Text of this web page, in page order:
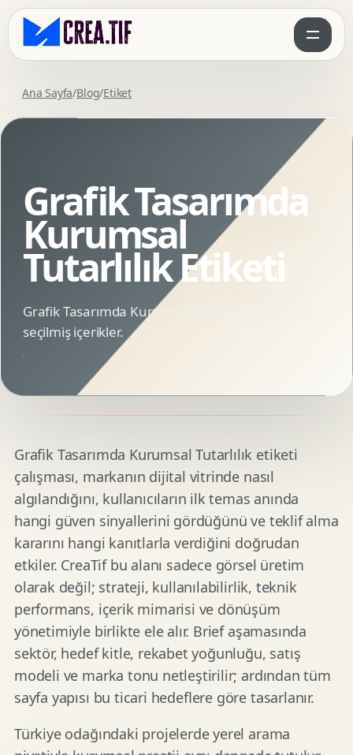
Ana Sayfa/Blog/Etiket
Grafik Tasarımda
Kurumsal
Tutarlılık Etiketi
Grafik Tasarımda Kurumsal Tutarlılık odağındaki
seçilmiş içerikler.
Grafik Tasarımda Kurumsal Tutarlılık etiketi
çalışması, markanın dijital vitrinde nasıl
algılandığını, kullanıcıların ilk temas anında
hangi güven sinyallerini gördüğünü ve teklif alma
kararını hangi kanıtlarla verdiğini doğrudan
etkiler. CreaTif bu alanı sadece görsel üretim
olarak değil; strateji, kullanılabilirlik, teknik
performans, içerik mimarisi ve dönüşüm
yönetimiyle birlikte ele alır. Brief aşamasında
sektör, hedef kitle, rekabet yoğunluğu, satış
modeli ve marka tonu netleştirilir; ardından tüm
sayfa yapısı bu ticari hedeflere göre tasarlanır.
Türkiye odağındaki projelerde yerel arama